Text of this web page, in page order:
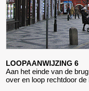
LOOPAANWIJZING 6
Aan het einde van de
over en loop rechtdoor